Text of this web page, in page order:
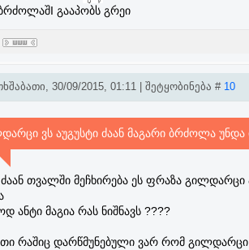
გააპობს გრეი
30/09/2015, 01:11 | შეტყობინება # 10
ვს აუგუსტი ძაან მაგარი ბრძოლა უნდა
თვალში მეჩხირება ეს ფრაზა
ანტი მაგია რას ნიშნავს ????
რაშიც დარწმუნებული ვარ რომ გილდარცი